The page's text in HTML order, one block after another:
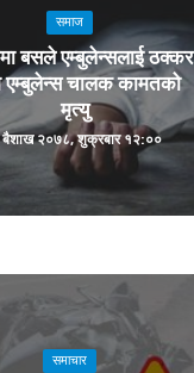
समाज
बसले एम्बुलेन्सलाई ठक्कर
एम्बुलेन्स चालक कामतको
मृत्यु
२०७८, शुक्रबार १२:००
समाचार